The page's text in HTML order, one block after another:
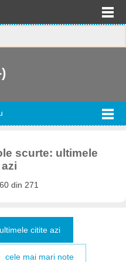
scurte: ultimele
din 271
ultimele citite azi
cele mai mari note